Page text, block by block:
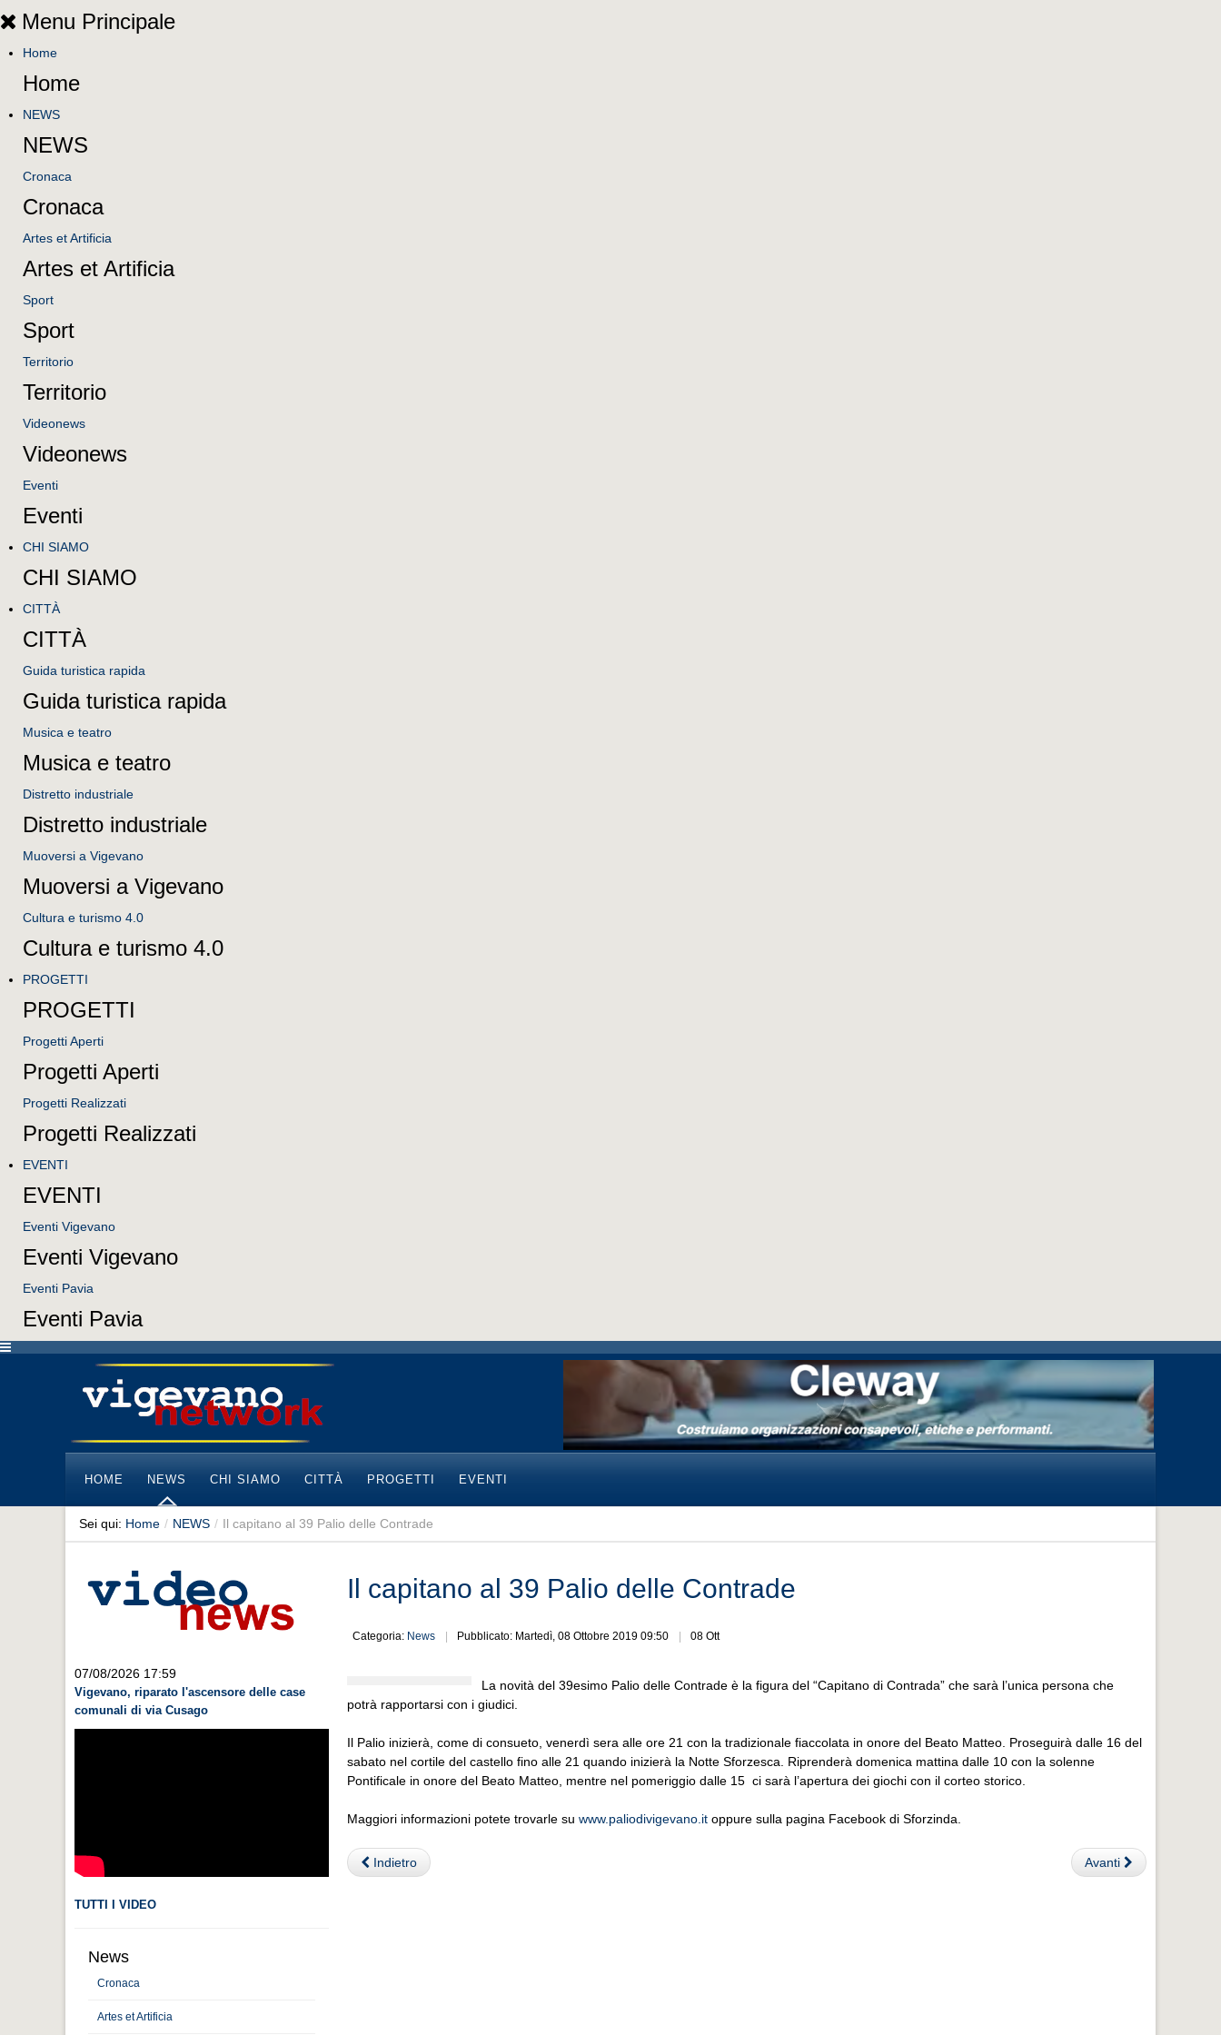
Menu Principale
Home
Home
NEWS
NEWS
Cronaca
Cronaca
Artes et Artificia
Artes et Artificia
Sport
Sport
Territorio
Territorio
Videonews
Videonews
Eventi
Eventi
CHI SIAMO
CHI SIAMO
CITTÀ
CITTÀ
Guida turistica rapida
Guida turistica rapida
Musica e teatro
Musica e teatro
Distretto industriale
Distretto industriale
Muoversi a Vigevano
Muoversi a Vigevano
Cultura e turismo 4.0
Cultura e turismo 4.0
PROGETTI
PROGETTI
Progetti Aperti
Progetti Aperti
Progetti Realizzati
Progetti Realizzati
EVENTI
EVENTI
Eventi Vigevano
Eventi Vigevano
Eventi Pavia
Eventi Pavia
HOME NEWS CHI SIAMO CITTÀ PROGETTI EVENTI
Sei qui: Home / NEWS / Il capitano al 39 Palio delle Contrade
07/08/2026 17:59
Vigevano, riparato l'ascensore delle case
comunali di via Cusago
TUTTI I VIDEO
News
Cronaca
Artes et Artificia
Il capitano al 39 Palio delle Contrade
Categoria: News Pubblicato: Martedì, 08 Ottobre 2019 09:50 08 Ott
La novità del 39esimo Palio delle Contrade è la figura del “Capitano di Contrada” che sarà l’unica persona che
potrà rapportarsi con i giudici.
Il Palio inizierà, come di consueto, venerdì sera alle ore 21 con la tradizionale fiaccolata in onore del Beato Matteo. Proseguirà dalle 16 del
sabato nel cortile del castello fino alle 21 quando inizierà la Notte Sforzesca. Riprenderà domenica mattina dalle 10 con la solenne
Pontificale in onore del Beato Matteo, mentre nel pomeriggio dalle 15 ci sarà l’apertura dei giochi con il corteo storico.
Maggiori informazioni potete trovarle su www.paliodivigevano.it oppure sulla pagina Facebook di Sforzinda.
Indietro Avanti